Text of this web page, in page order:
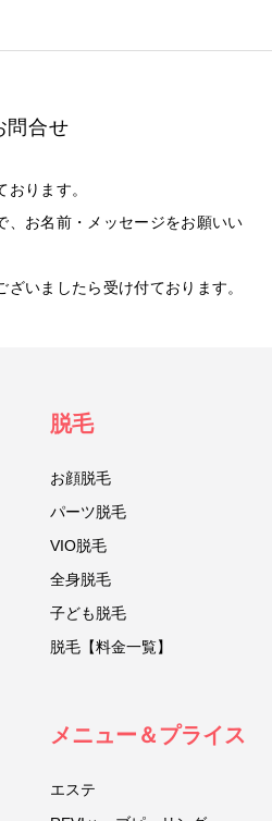
問合せ
ります。
、お名前・メッセージをお願いい
いましたら受け付ております。
脱毛
お顔脱毛
パーツ脱毛
VIO脱毛
全身脱毛
子ども脱毛
脱毛【料金一覧】
メニュー＆プライス
エステ